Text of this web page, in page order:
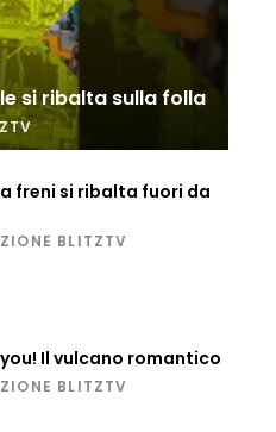
gli F16 intercettano
passaggio a livello:
attrazione cede
in Guatemala,
si ribalta sulla folla
freni si ribalta fuori da
BLITZTV
you! Il vulcano romantico
BLITZTV